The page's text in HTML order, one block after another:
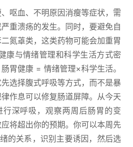
呕血、不明原因消瘦等症状，需
重溃疡的发生。同时，要避免自
氮䓬类，这类药物可能会加重胃
康与情绪管理和科学生活方式密
胃健康 = 情绪管理×科学生活。
选择腹式呼吸等方式，而不是暴
作息可以修复肠道屏障。从今天
深呼吸，观察两周后肠胃的变
将超出你的预期。你可以本周先
的关系，识别主要诱因，然后选